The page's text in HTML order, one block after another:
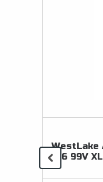
WestLake
R16 99V XL